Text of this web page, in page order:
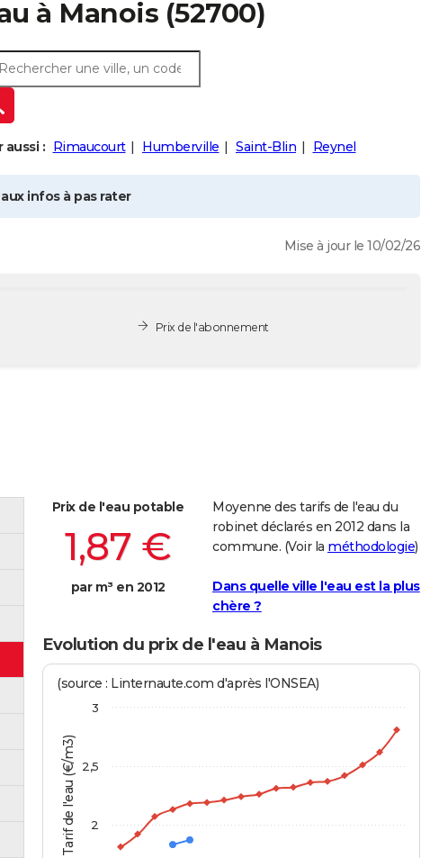
à Manois (52700)
aussi : Rimaucourt Humberville Saint-Blin Reynel
infos à pas rater
Mise à jour le 10/02/26
Prix de l'abonnement
Prix de l'eau potable
1,87 €
par m³ en 2012
Moyenne des tarifs de l'eau du
robinet déclarés en 2012 dans la
commune. (Voir la méthodologie)
Dans quelle ville l'eau est la plus
chère ?
Evolution du prix de l'eau à Manois
Tarif de l'eau (€/m3)
(source : Linternaute.com d'après l'ONSEA)
2
2,5
3